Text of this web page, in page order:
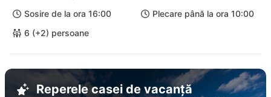
Sosire de la ora 16:00
Plecare până la ora 10:00
6 (+2) persoane
Reperele casei de vacanță